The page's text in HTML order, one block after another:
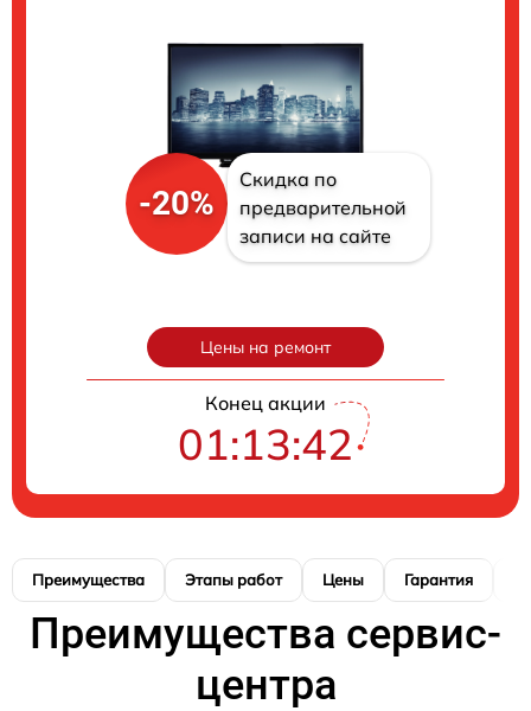
-20%
Скидка по
предварительной
записи на сайте
Цены на ремонт
Конец акции
01:13:41
Преимущества Этапы работ Цены Гарантия
Преимущества сервис-
центра